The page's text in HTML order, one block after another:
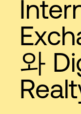
소개
Language
로그인
와